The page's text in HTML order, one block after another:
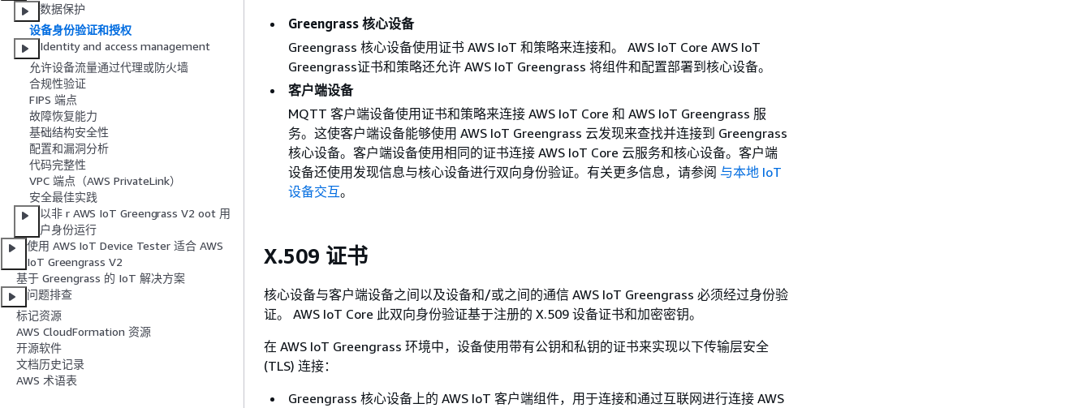
数据保护
设备身份验证和授权
Identity and access management
允许设备流量通过代理或防火墙
合规性验证
FIPS 端点
故障恢复能力
基础结构安全性
配置和漏洞分析
代码完整性
VPC 端点（AWS PrivateLink）
安全最佳实践
以非 r AWS IoT Greengrass V2 oot 用
户身份运行
使用 AWS IoT Device Tester 适合 AWS
IoT Greengrass V2
基于 Greengrass 的 IoT 解决方案
问题排查
标记资源
AWS CloudFormation 资源
开源软件
文档历史记录
AWS 术语表
Greengrass 核心设备
Greengrass 核心设备使用证书 AWS IoT 和策略来连接和。 AWS IoT Core AWS IoT
Greengrass证书和策略还允许 AWS IoT Greengrass 将组件和配置部署到核心设备。
客户端设备
MQTT 客户端设备使用证书和策略来连接 AWS IoT Core 和 AWS IoT Greengrass 服
务。这使客户端设备能够使用 AWS IoT Greengrass 云发现来查找并连接到 Greengrass
核心设备。客户端设备使用相同的证书连接 AWS IoT Core 云服务和核心设备。客户端
设备还使用发现信息与核心设备进行双向身份验证。有关更多信息，请参阅 与本地 IoT
设备交互。
X.509 证书
核心设备与客户端设备之间以及设备和/或之间的通信 AWS IoT Greengrass 必须经过身份验
证。 AWS IoT Core 此双向身份验证基于注册的 X.509 设备证书和加密密钥。
在 AWS IoT Greengrass 环境中，设备使用带有公钥和私钥的证书来实现以下传输层安全
(TLS) 连接：
Greengrass 核心设备上的 AWS IoT 客户端组件，用于连接和通过互联网进行连接 AWS